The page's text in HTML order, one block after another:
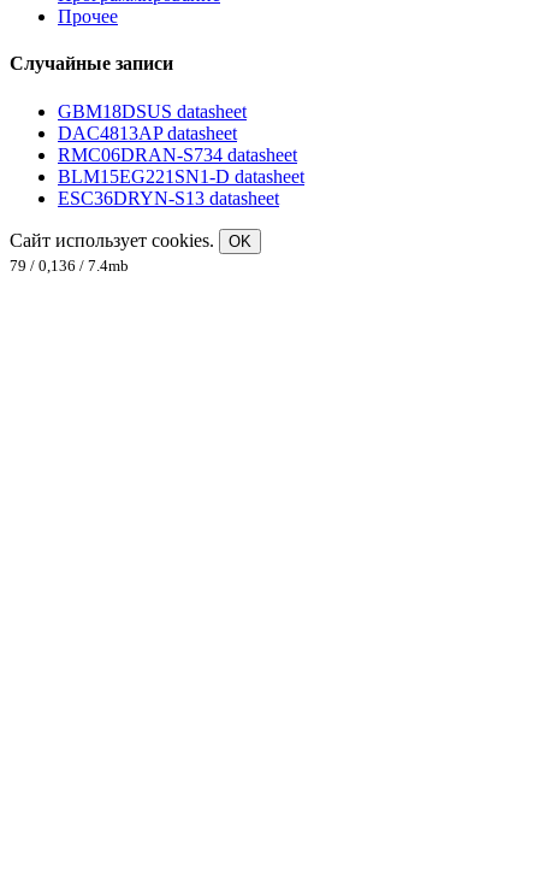
Прочее
Случайные записи
GBM18DSUS datasheet
DAC4813AP datasheet
RMC06DRAN-S734 datasheet
BLM15EG221SN1-D datasheet
ESC36DRYN-S13 datasheet
Сайт использует cookies.
OK
79 / 0,136 / 7.4mb